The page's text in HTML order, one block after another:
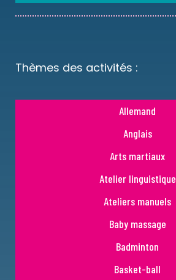
Thèmes des activités :
Allemand
Anglais
Arts martiaux
Atelier linguistique
Ateliers manuels
Baby massage
Badminton
Basket-ball